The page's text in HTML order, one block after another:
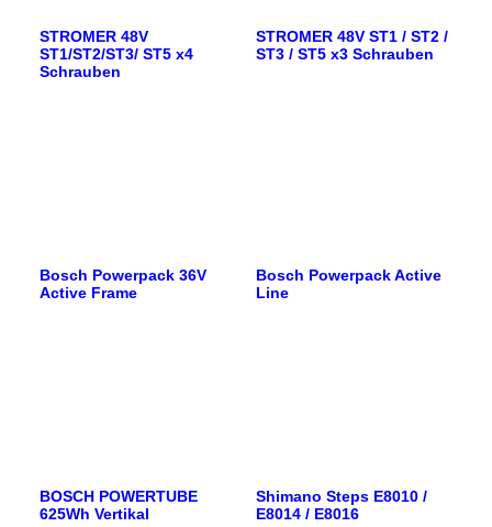
STROMER 48V
ST1/ST2/ST3/ ST5 x4
Schrauben
STROMER 48V ST1 / ST2 /
ST3 / ST5 x3 Schrauben
Bosch Powerpack 36V
Active Frame
Bosch Powerpack Active
Line
BOSCH POWERTUBE
625Wh Vertikal
Shimano Steps E8010 /
E8014 / E8016